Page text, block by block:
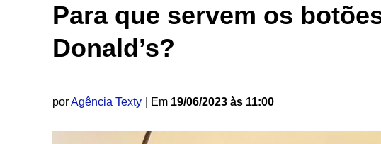
Para que servem os
Donald’s?
porAgência Texty | Em 19/06/2023 às 11:00